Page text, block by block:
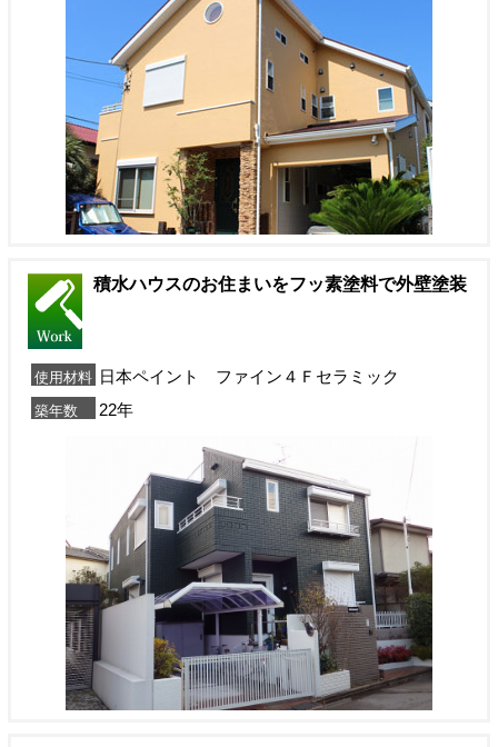
積水ハウスのお住まいをフッ素塗料で外壁塗装
使用材料 日本ペイント ファイン４Ｆセラミック
築年数 22年